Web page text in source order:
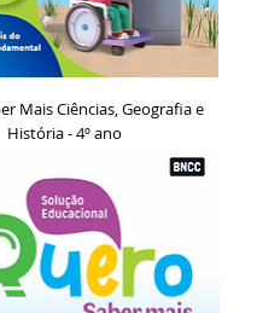
Mais Ciências, Geografia e
História - 4º ano